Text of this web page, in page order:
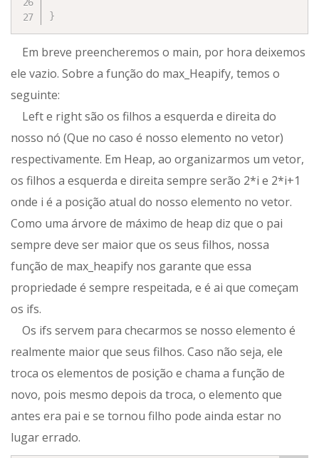
}
Em breve preencheremos o main, por hora deixemos
ele vazio. Sobre a função do max_Heapify, temos o
seguinte:
Left e right são os filhos a esquerda e direita do
nosso nó (Que no caso é nosso elemento no vetor)
respectivamente. Em Heap, ao organizarmos um vetor,
os filhos a esquerda e direita sempre serão 2*i e 2*i+1
onde i é a posição atual do nosso elemento no vetor.
Como uma árvore de máximo de heap diz que o pai
sempre deve ser maior que os seus filhos, nossa
função de max_heapify nos garante que essa
propriedade é sempre respeitada, e é ai que começam
os ifs.
Os ifs servem para checarmos se nosso elemento é
realmente maior que seus filhos. Caso não seja, ele
troca os elementos de posição e chama a função de
novo, pois mesmo depois da troca, o elemento que
antes era pai e se tornou filho pode ainda estar no
lugar errado.